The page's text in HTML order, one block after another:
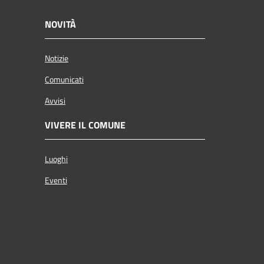
NOVITÀ
Notizie
Comunicati
Avvisi
VIVERE IL COMUNE
Luoghi
Eventi